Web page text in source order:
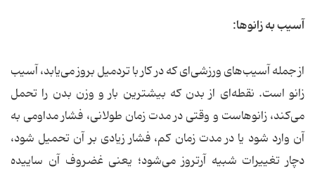
آسیب به زانوها:
از جمله آسیب‌های ورزشی‌ای که در کار با تردمیل بروز می‌یابد، آسیب
زانو است. نقطه‌ای از بدن که بیشترین بار و وزن بدن را تحمل
می‌کند، زانوهاست و وقتی در مدت زمان طولانی، فشار مداومی به
آن وارد شود یا در مدت زمان کم، فشار زیادی بر آن تحمیل شود،
دچار تغییرات شبیه آرتروز می‌شود؛ یعنی غضروف آن ساییده